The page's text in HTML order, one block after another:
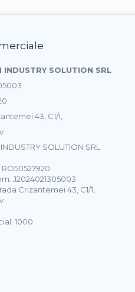
INDUSTRY SOLUTION SRL
43, C1/1,
SOLUTION SRL
J2024021305003
Crizantemei 43, C1/1,
1000